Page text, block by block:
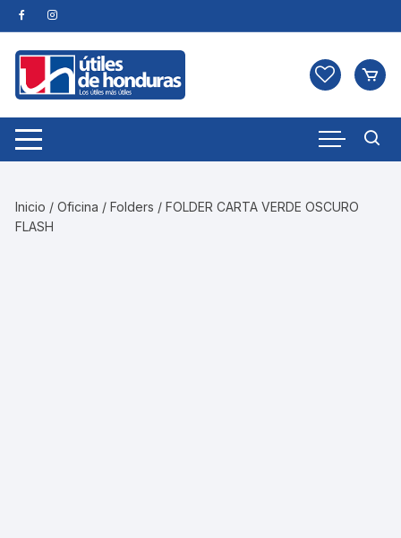
Skip
to
content
Inicio /Oficina /Folders / FOLDER CARTA VERDE OSCURO
FLASH